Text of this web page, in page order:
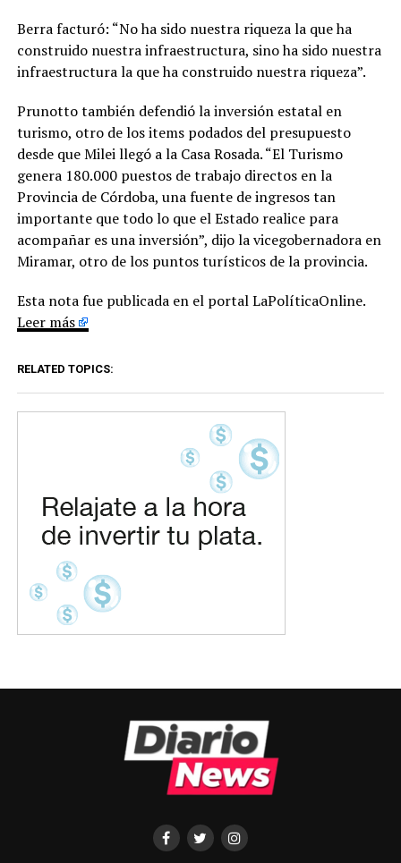
Berra facturó: “No ha sido nuestra riqueza la que ha
construido nuestra infraestructura, sino ha sido nuestra
infraestructura la que ha construido nuestra riqueza”.
Prunotto también defendió la inversión estatal en
turismo, otro de los items podados del presupuesto
desde que Milei llegó a la Casa Rosada. “El Turismo
genera 180.000 puestos de trabajo directos en la
Provincia de Córdoba, una fuente de ingresos tan
importante que todo lo que el Estado realice para
acompañar es una inversión”, dijo la vicegobernadora en
Miramar, otro de los puntos turísticos de la provincia.
Esta nota fue publicada en el portal LaPolíticaOnline.
Leer más
RELATED TOPICS: